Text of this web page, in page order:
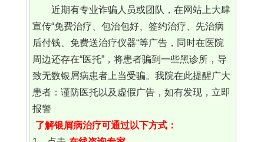
近期有专业诈骗人员或团队，在网站上大肆
宣传“免费治疗、包治包好、签约治疗、先治病
后付钱、免费送治疗仪器“等广告，同时在医院
周边还存在“医托”，将患者骗到一些黑诊所，导
致无数银屑病患者上当受骗。我院在此提醒广大
患者：谨防医托以及虚假广告，如有发现，立即
报警
了解银屑病治疗可通过以下方式：